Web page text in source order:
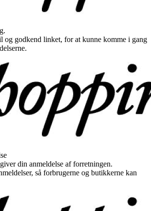
og godkend linket, for at kunne komme i gang
din anmeldelse af forretningen.
så forbrugerne og butikkerne kan